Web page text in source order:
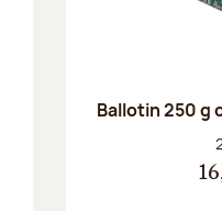
Ballotin 250 g